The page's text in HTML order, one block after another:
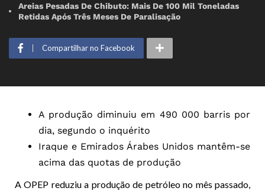
Areias Pesadas De Chibuto: Mais De 100 Mil Toneladas
Retidas Após Três Meses De Paralisação
Compartilhar no Facebook
A produção diminuiu em 490 000 barris por
dia, segundo o inquérito
Iraque e Emirados Árabes Unidos mantêm-se
acima das quotas de produção
A OPEP reduziu a produção de petróleo no mês passado,